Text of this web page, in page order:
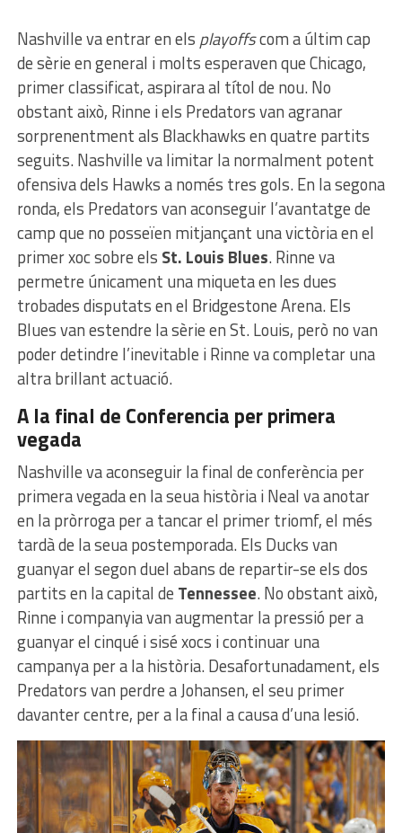
Nashville va entrar en els playoffscom a últim cap
de sèrie en general i molts esperaven que Chicago,
primer classificat, aspirara al títol de nou. No
obstant això, Rinne i els Predators van agranar
sorprenentment als Blackhawks en quatre partits
seguits. Nashville va limitar la normalment potent
ofensiva dels Hawks a només tres gols. En la segona
ronda, els Predators van aconseguir l’avantatge de
camp que no posseïen mitjançant una victòria en el
primer xoc sobre els St. Louis Blues. Rinne va
permetre únicament una miqueta en les dues
trobades disputats en el Bridgestone Arena. Els
Blues van estendre la sèrie en St. Louis, però no van
poder detindre l’inevitable i Rinne va completar una
altra brillant actuació.
A la final de Conferencia per primera
vegada
Nashville va aconseguir la final de conferència per
primera vegada en la seua història i Neal va anotar
en la pròrroga per a tancar el primer triomf, el més
tardà de la seua postemporada. Els Ducks van
guanyar el segon duel abans de repartir-se els dos
partits en la capital de Tennessee. No obstant això,
Rinne i companyia van augmentar la pressió per a
guanyar el cinqué i sisé xocs i continuar una
campanya per a la història. Desafortunadament, els
Predators van perdre a Johansen, el seu primer
davanter centre, per a la final a causa d’una lesió.